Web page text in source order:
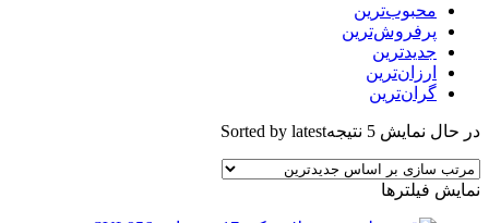
محبوب‌ترین
پرفروش‌ترین
جدیدترین
ارزان‌ترین
گران‌ترین
در حال نمایش 5 نتیجه Sorted by latest
نمایش فیلترها